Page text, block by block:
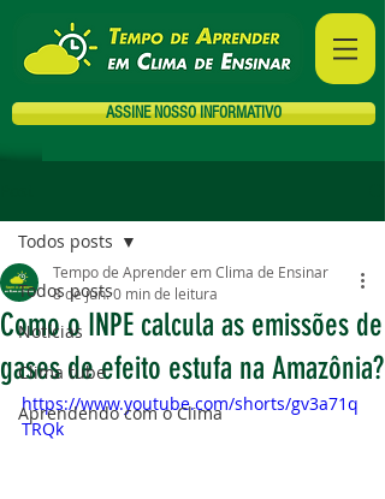
ASSINE NOSSO INFORMATIVO
Todos posts
Notícias
Clima tube
Aprendendo com o Clima
Todos posts
Como o INPE calcula as emissões de
gases de efeito estufa na Amazônia?
Tempo de Aprender em Clima de Ensinar
8 de jun.0 min de leitura
https://www.youtube.com/shorts/gv3a71q
TRQk